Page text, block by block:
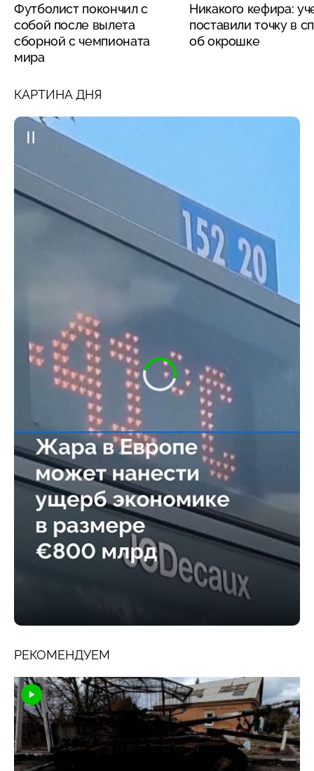
Футболист покончил с
собой после вылета
сборной с чемпионата
мира
Никакого кефира:
поставили точку в
об окрошке
КАРТИНА ДНЯ
РЕКОМЕНДУЕМ